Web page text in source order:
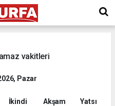
vakitleri
Pazar
İkindi
Akşam
Yatsı